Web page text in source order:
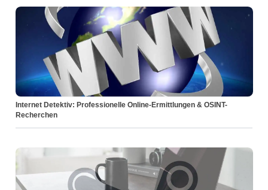
Internet Detektiv: Professionelle Online-Ermittlungen & OSINT-
Recherchen